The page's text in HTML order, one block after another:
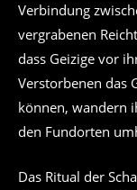
Verbindung
vergrabenen
dass Geizige vor
Verstorbenen das
können, wandern
den Fundorten
Das Ritual der